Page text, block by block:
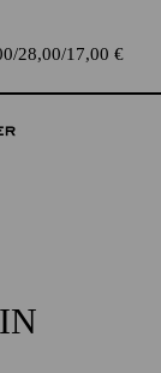
28,00 17,00 €